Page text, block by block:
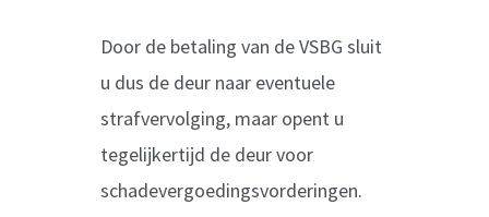
Door de betaling van de VSBG sluit
u dus de deur naar eventuele
strafvervolging, maar opent u
tegelijkertijd de deur voor
schadevergoedingsvorderingen.